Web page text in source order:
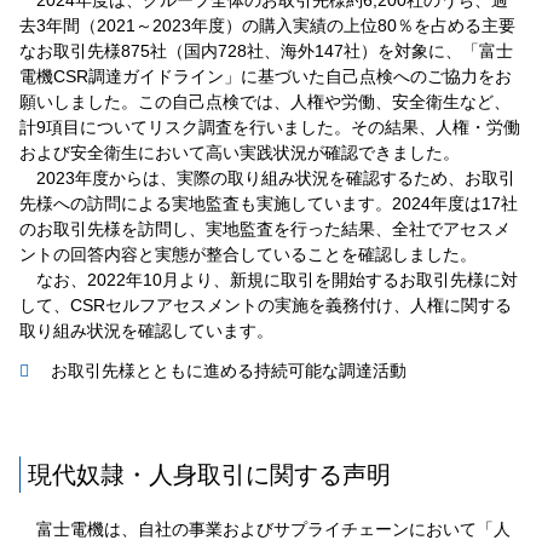
去3年間（2021～2023年度）の購入実績の上位80％を占める主要
なお取引先様875社（国内728社、海外147社）を対象に、「富士
電機CSR調達ガイドライン」に基づいた自己点検へのご協力をお
願いしました。この自己点検では、人権や労働、安全衛生など、
計9項目についてリスク調査を行いました。その結果、人権・労働
および安全衛生において高い実践状況が確認できました。
2023年度からは、実際の取り組み状況を確認するため、お取引
先様への訪問による実地監査も実施しています。2024年度は17社
のお取引先様を訪問し、実地監査を行った結果、全社でアセスメ
ントの回答内容と実態が整合していることを確認しました。
なお、2022年10月より、新規に取引を開始するお取引先様に対
して、CSRセルフアセスメントの実施を義務付け、人権に関する
取り組み状況を確認しています。
お取引先様とともに進める持続可能な調達活動
現代奴隷・人身取引に関する声明
富士電機は、自社の事業およびサプライチェーンにおいて「人